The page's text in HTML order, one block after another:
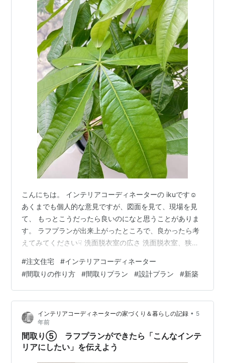
こんにちは。 インテリアコーディネーターの ikuです☺︎
あくまでも個人的な意見ですが、図面を見て、現場を見
て、 もっとこうだったら良いのになと思うことがありま
す。 ラフプランが出来上がったところで、良かったら考
えてみてください☟ 洗面脱衣室の広さ 洗面脱衣室、狭く
きました。最近独立した脱衣室をつくる方も増えてきた
ので、これから大きくなると思っています。 意外と滞在
時間が長く、やることもりだくさんなのです。 けっこう
モノが多いんです。 思い返してみてください モノがあふ
れかえっていませんか？ 鍵を閉められて入れない、もし
くは開けて入られて困…
#注文住宅 #インテリアコーディネーター
#間取りの作り方 #間取りプラン #設計プラン #新築
インテリアコーディネーターの家づくり＆暮らしの記録 • 5
年前
間取り⑤ ラフプランができたら「こんなインテ
リアにしたい」を伝えよう